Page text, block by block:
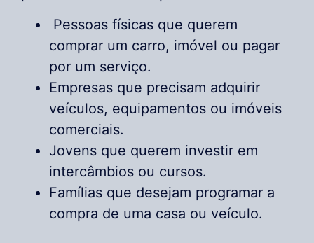
Pessoas físicas que querem
comprar um carro, imóvel ou pagar
por um serviço.
Empresas que precisam adquirir
veículos, equipamentos ou imóveis
comerciais.
Jovens que querem investir em
intercâmbios ou cursos.
Famílias que desejam programar a
compra de uma casa ou veículo.